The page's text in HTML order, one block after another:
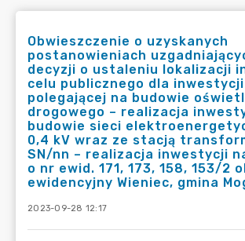
Obwieszczenie o uzyskanych
postanowieniach
decyzji o ustaleniu lokalizacji
celu publicznego dla inwestycji
polegającej na budowie
drogowego – realizacja
budowie sieci
0,4 kV wraz ze stacją
SN/nn – realizacja inwestycji
o nr ewid. 171, 173, 158, 153/2
ewidencyjny Wieniec, gmina
2023-09-28 12:17